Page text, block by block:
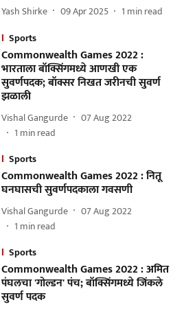
Yash Shirke 09 Apr 2025 1 min read
Sports
Commonwealth Games 2022 :
भारताला बॉक्सिंगमध्ये आणखी एक
सुवर्णपदक; बॉक्सर निखत जरीनची सुवर्ण
झळाली
Vishal Gangurde
07 Aug 2022
1 min read
Sports
Commonwealth Games 2022 : नितू
घनघासची सुवर्णपदकाला गवसणी
Vishal Gangurde
07 Aug 2022
1 min read
Sports
Commonwealth Games 2022 : अमित
पंघलचा 'गोल्डन' पंच; बॉक्सिंगमध्ये जिंकले
सुवर्ण पदक